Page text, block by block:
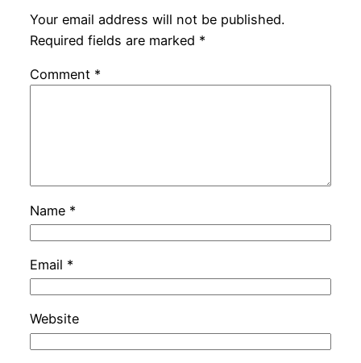
Your email address will not be published.
Required fields are marked *
Comment *
Name *
Email *
Website